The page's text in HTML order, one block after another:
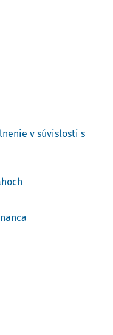
v súvislosti s